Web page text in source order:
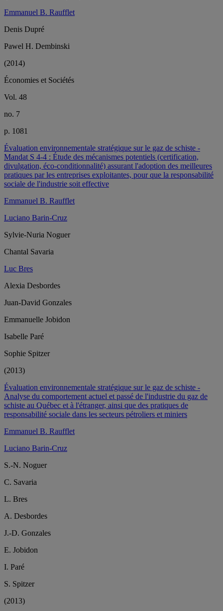
Emmanuel B. Raufflet
Denis Dupré
Pawel H. Dembinski
(2014)
Économies et Sociétés
Vol. 48
no. 7
p. 1081
Évaluation environnementale stratégique sur le gaz de schiste -
Mandat S 4-4 : Étude des mécanismes potentiels (certification,
divulgation, éco-conditionnalité) assurant l'adoption des meilleures
pratiques par les entreprises exploitantes, pour que la responsabilité
sociale de l'industrie soit effective
Emmanuel B. Raufflet
Luciano Barin-Cruz
Sylvie-Nuria Noguer
Chantal Savaria
Luc Bres
Alexia Desbordes
Juan-David Gonzales
Emmanuelle Jobidon
Isabelle Paré
Sophie Spitzer
(2013)
Évaluation environnementale stratégique sur le gaz de schiste -
Analyse du comportement actuel et passé de l'industrie du gaz de
schiste au Québec et à l'étranger, ainsi que des pratiques de
responsabilité sociale dans les secteurs pétroliers et miniers
Emmanuel B. Raufflet
Luciano Barin-Cruz
S.-N. Noguer
C. Savaria
L. Bres
A. Desbordes
J.-D. Gonzales
E. Jobidon
I. Paré
S. Spitzer
(2013)